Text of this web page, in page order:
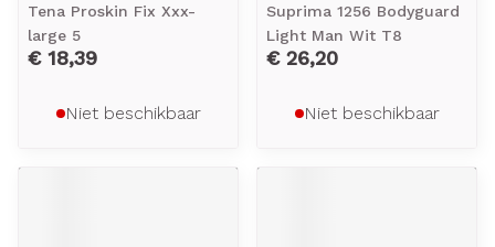
Tena Proskin Fix Xxx-
large 5
€ 18,39
Niet beschikbaar
Suprima 1256 Bodyguard
Light Man Wit T8
€ 26,20
Niet beschikbaar